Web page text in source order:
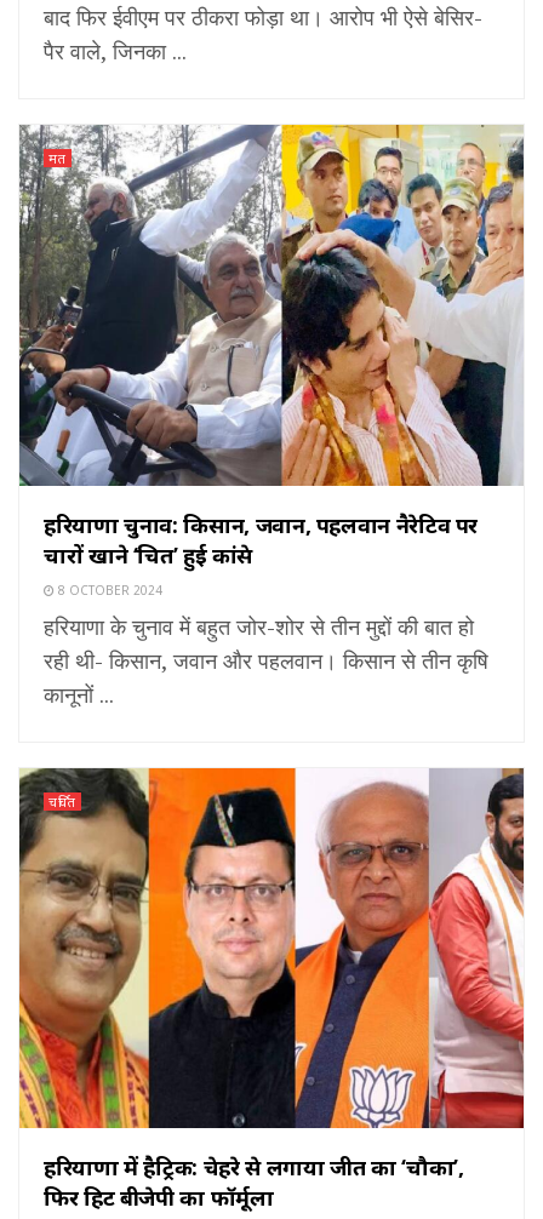
बाद फिर ईवीएम पर ठीकरा फोड़ा था। आरोप भी ऐसे बेसिर-
पैर वाले, जिनका ...
मत
हरियाणा चुनाव: किसान, जवान, पहलवान नैरेटिव पर
चारों खाने ‘चित’ हुई कांग्रेस
8 OCTOBER 2024
हरियाणा के चुनाव में बहुत जोर-शोर से तीन मुद्दों की बात हो
रही थी- किसान, जवान और पहलवान। किसान से तीन कृषि
कानूनों ...
चर्चित
हरियाणा में हैट्रिक: चेहरे से लगाया जीत का ‘चौका’,
फिर हिट बीजेपी का फॉर्मूला